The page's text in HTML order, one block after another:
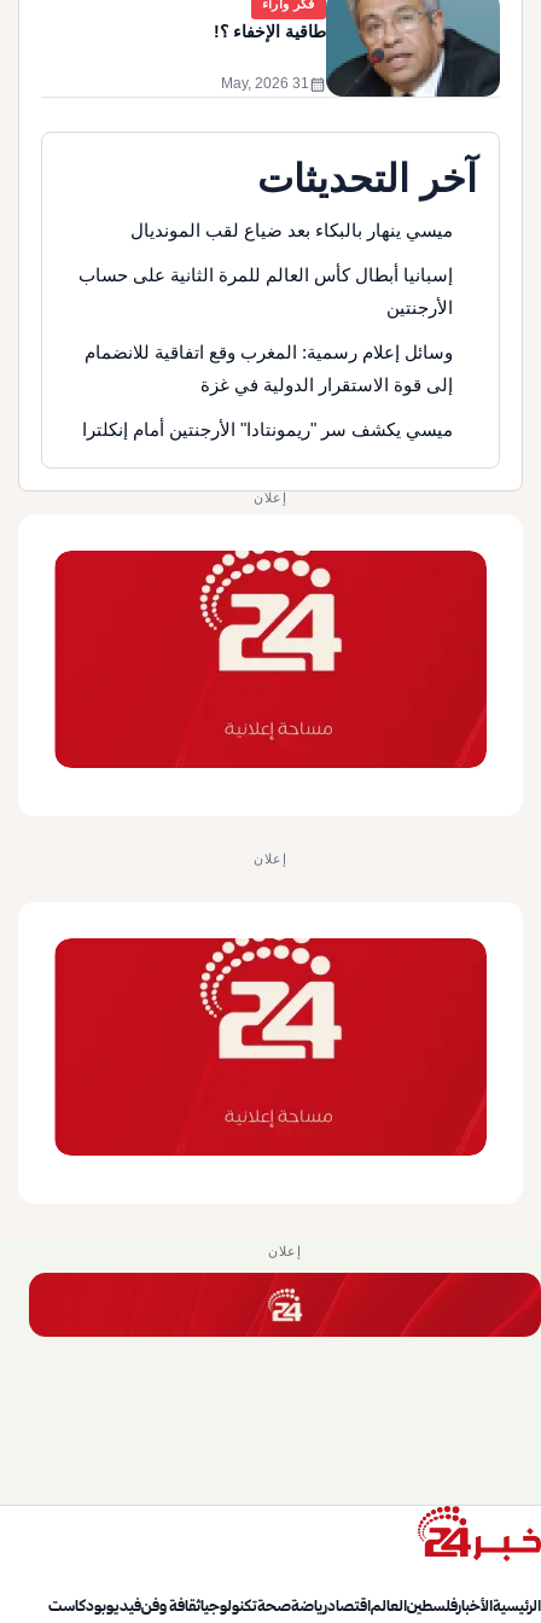
فكر وآراء
طاقية الإخفاء ؟!
calendar_month
31 May, 2026
آخر التحديثات
ميسي ينهار بالبكاء بعد ضياع لقب المونديال
إسبانيا أبطال كأس العالم للمرة الثانية على حساب
الأرجنتين
وسائل إعلام رسمية: المغرب وقع اتفاقية للانضمام
إلى قوة الاستقرار الدولية في غزة
ميسي يكشف سر "ريمونتادا" الأرجنتين أمام إنكلترا
إعلان
إعلان
إعلان
الرئيسيةالأخبارفلسطينالعالماقتصادرياضةصحةتكنولوجياثقافة وفنفيديوبودكاست